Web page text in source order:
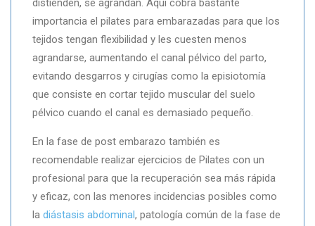
distienden, se agrandan. Aquí cobra bastante
importancia el pilates para embarazadas para que los
tejidos tengan flexibilidad y les cuesten menos
agrandarse, aumentando el canal pélvico del parto,
evitando desgarros y cirugías como la episiotomía
que consiste en cortar tejido muscular del suelo
pélvico cuando el canal es demasiado pequeño.
En la fase de post embarazo también es
recomendable realizar ejercicios de Pilates con un
profesional para que la recuperación sea más rápida
y eficaz, con las menores incidencias posibles como
la diástasis abdominal, patología común de la fase de